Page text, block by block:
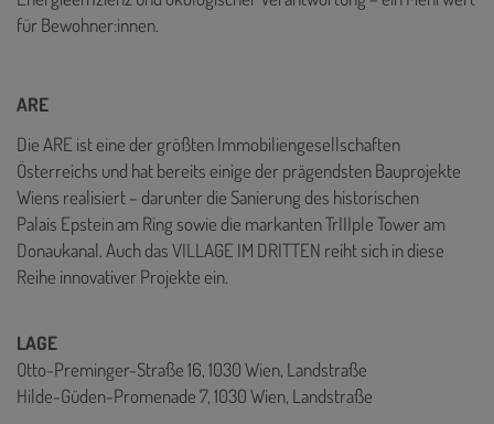
für Bewohner:innen.
ARE
Die ARE ist eine der größten Immobiliengesellschaften
Österreichs und hat bereits einige der prägendsten Bauprojekte
Wiens realisiert – darunter die Sanierung des historischen
Palais Epstein am Ring sowie die markanten TrIIIple Tower am
Donaukanal. Auch das VILLAGE IM DRITTEN reiht sich in diese
Reihe innovativer Projekte ein.
LAGE
Otto-Preminger-Straße 16, 1030 Wien, Landstraße
Hilde-Güden-Promenade 7, 1030 Wien, Landstraße